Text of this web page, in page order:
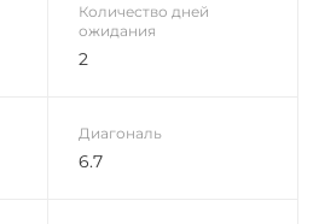
Количество дней
ожидания
2
Диагональ
6.7